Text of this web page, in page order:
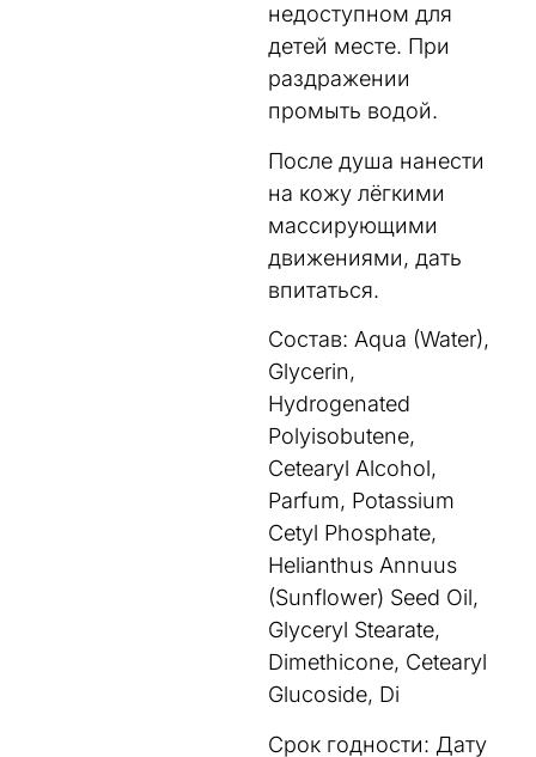
недоcтупном для
детей месте. При
раздражении
промыть водой.
После душа нанести
на кожу лёгкими
массирующими
движениями, дать
впитаться.
Состав: Aqua (Water),
Glycerin,
Hydrogenated
Polyisobutene,
Cetearyl Alcohol,
Parfum, Potassium
Cetyl Phosphate,
Helianthus Annuus
(Sunflower) Seed Oil,
Glyceryl Stearate,
Dimethicone, Cetearyl
Glucoside, Di
Срок годности: Дату